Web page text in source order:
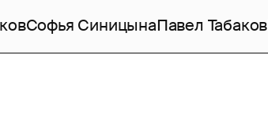
Софья СиницынаПавел Табаков